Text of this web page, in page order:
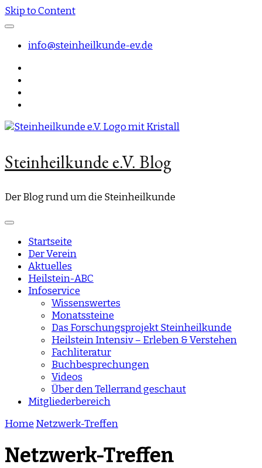
Skip to Content
info@steinheilkunde-ev.de
Steinheilkunde e.V. Blog
Der Blog rund um die Steinheilkunde
Startseite
Der Verein
Aktuelles
Heilstein-ABC
Infoservice
Wissenswertes
Monatssteine
Das Forschungsprojekt Steinheilkunde
Heilstein Intensiv – Erleben & Verstehen
Fachliteratur
Buchbesprechungen
Videos
Über den Tellerrand geschaut
Mitgliederbereich
Home Netzwerk-Treffen
Netzwerk-Treffen